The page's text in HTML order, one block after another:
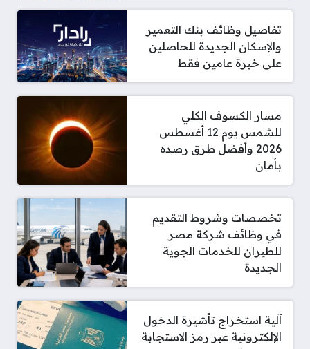
تفاصيل وظائف بنك التعمير
والإسكان الجديدة للحاصلين
على خبرة عامين فقط
مسار الكسوف الكلي
للشمس يوم 12 أغسطس
2026 وأفضل طرق رصده
بأمان
تخصصات وشروط التقديم
في وظائف شركة مصر
للطيران للخدمات الجوية
الجديدة
آلية استخراج تأشيرة الدخول
الإلكترونية عبر رمز الاستجابة